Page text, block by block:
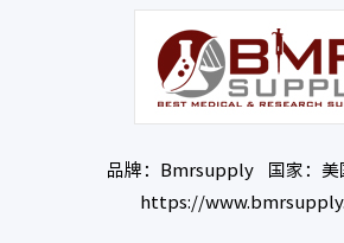
品牌：Bmrsupply 国家：美
https://